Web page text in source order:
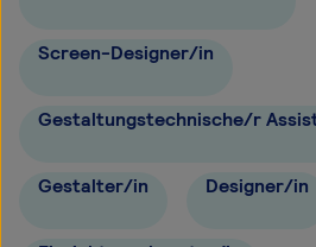
Screen-Designer/in
Gestaltungstechnische/r
Gestalter/in Designer/in